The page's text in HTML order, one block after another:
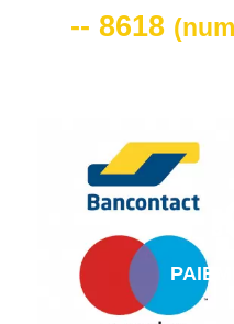
-- 8618 (